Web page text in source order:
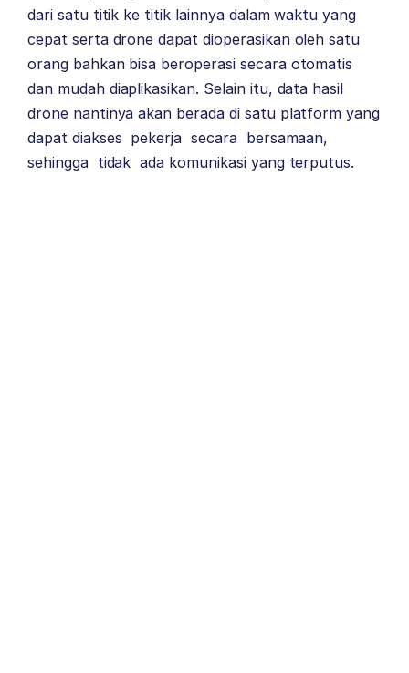
dari satu titik ke titik lainnya dalam waktu yang
cepat serta drone dapat dioperasikan oleh satu
orang bahkan bisa beroperasi secara otomatis
dan mudah diaplikasikan. Selain itu, data hasil
drone nantinya akan berada di satu platform yang
dapat diakses pekerja secara bersamaan,
sehingga tidak ada komunikasi yang terputus.